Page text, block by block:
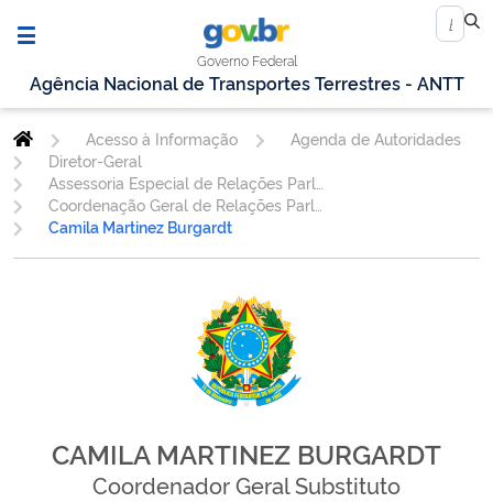
Governo Federal
Agência Nacional de Transportes Terrestres - ANTT
Acesso à Informação
Agenda de Autoridades
Diretor-Geral
Camila Martinez Burgardt
CAMILA MARTINEZ BURGARDT
Coordenador Geral Substituto